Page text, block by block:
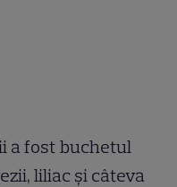
a fost buchetul
liliac și câteva